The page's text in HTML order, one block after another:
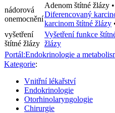
nádorová
onemocnění
Adenom štítné žlázy •
Diferencovaný
karcinom štítné žlázy
vyšetření
štítné žlázy
Vyšetření funkce
žlázy
Portál:Endokrinologie a
Kategorie:
Vnitřní lékařství
Endokrinologie
Otorhinolaryngologie
Chirurgie